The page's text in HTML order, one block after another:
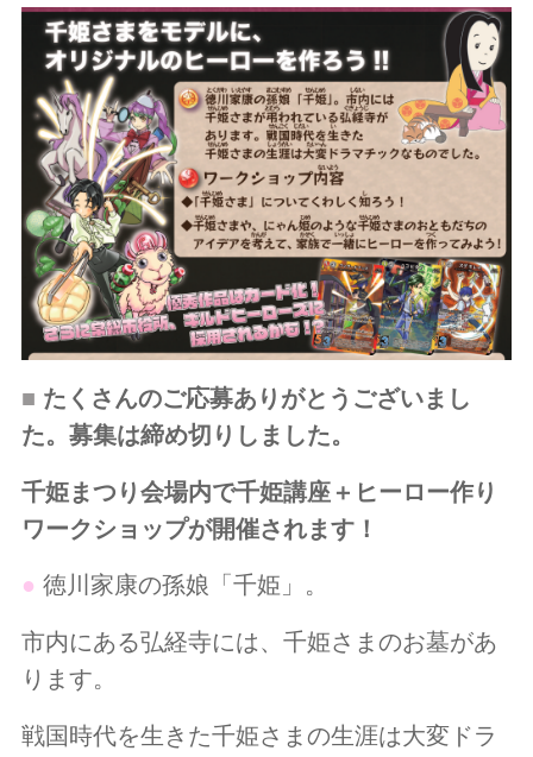
■ たくさんのご応募ありがとうございまし
た。募集は締め切りしました。
千姫まつり会場内で千姫講座＋ヒーロー作り
ワークショップが開催されます！
● 徳川家康の孫娘「千姫」。
市内にある弘経寺には、千姫さまのお墓があ
ります。
戦国時代を生きた千姫さまの生涯は大変ドラ